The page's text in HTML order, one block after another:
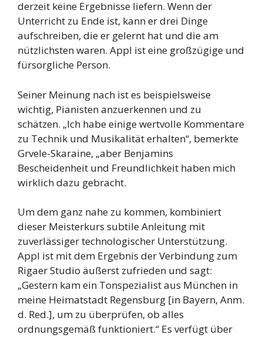
derzeit keine Ergebnisse liefern. Wenn der
Unterricht zu Ende ist, kann er drei Dinge
aufschreiben, die er gelernt hat und die am
nützlichsten waren. Appl ist eine großzügige und
fürsorgliche Person.
Seiner Meinung nach ist es beispielsweise
wichtig, Pianisten anzuerkennen und zu
schätzen. „Ich habe einige wertvolle Kommentare
zu Technik und Musikalität erhalten“, bemerkte
Grvele-Skaraine, „aber Benjamins
Bescheidenheit und Freundlichkeit haben mich
wirklich dazu gebracht.
Um dem ganz nahe zu kommen, kombiniert
dieser Meisterkurs subtile Anleitung mit
zuverlässiger technologischer Unterstützung.
Appl ist mit dem Ergebnis der Verbindung zum
Rigaer Studio äußerst zufrieden und sagt:
„Gestern kam ein Tonspezialist aus München in
meine Heimatstadt Regensburg [in Bayern, Anm.
d. Red.], um zu überprüfen, ob alles
ordnungsgemäß funktioniert.“ Es verfügt über